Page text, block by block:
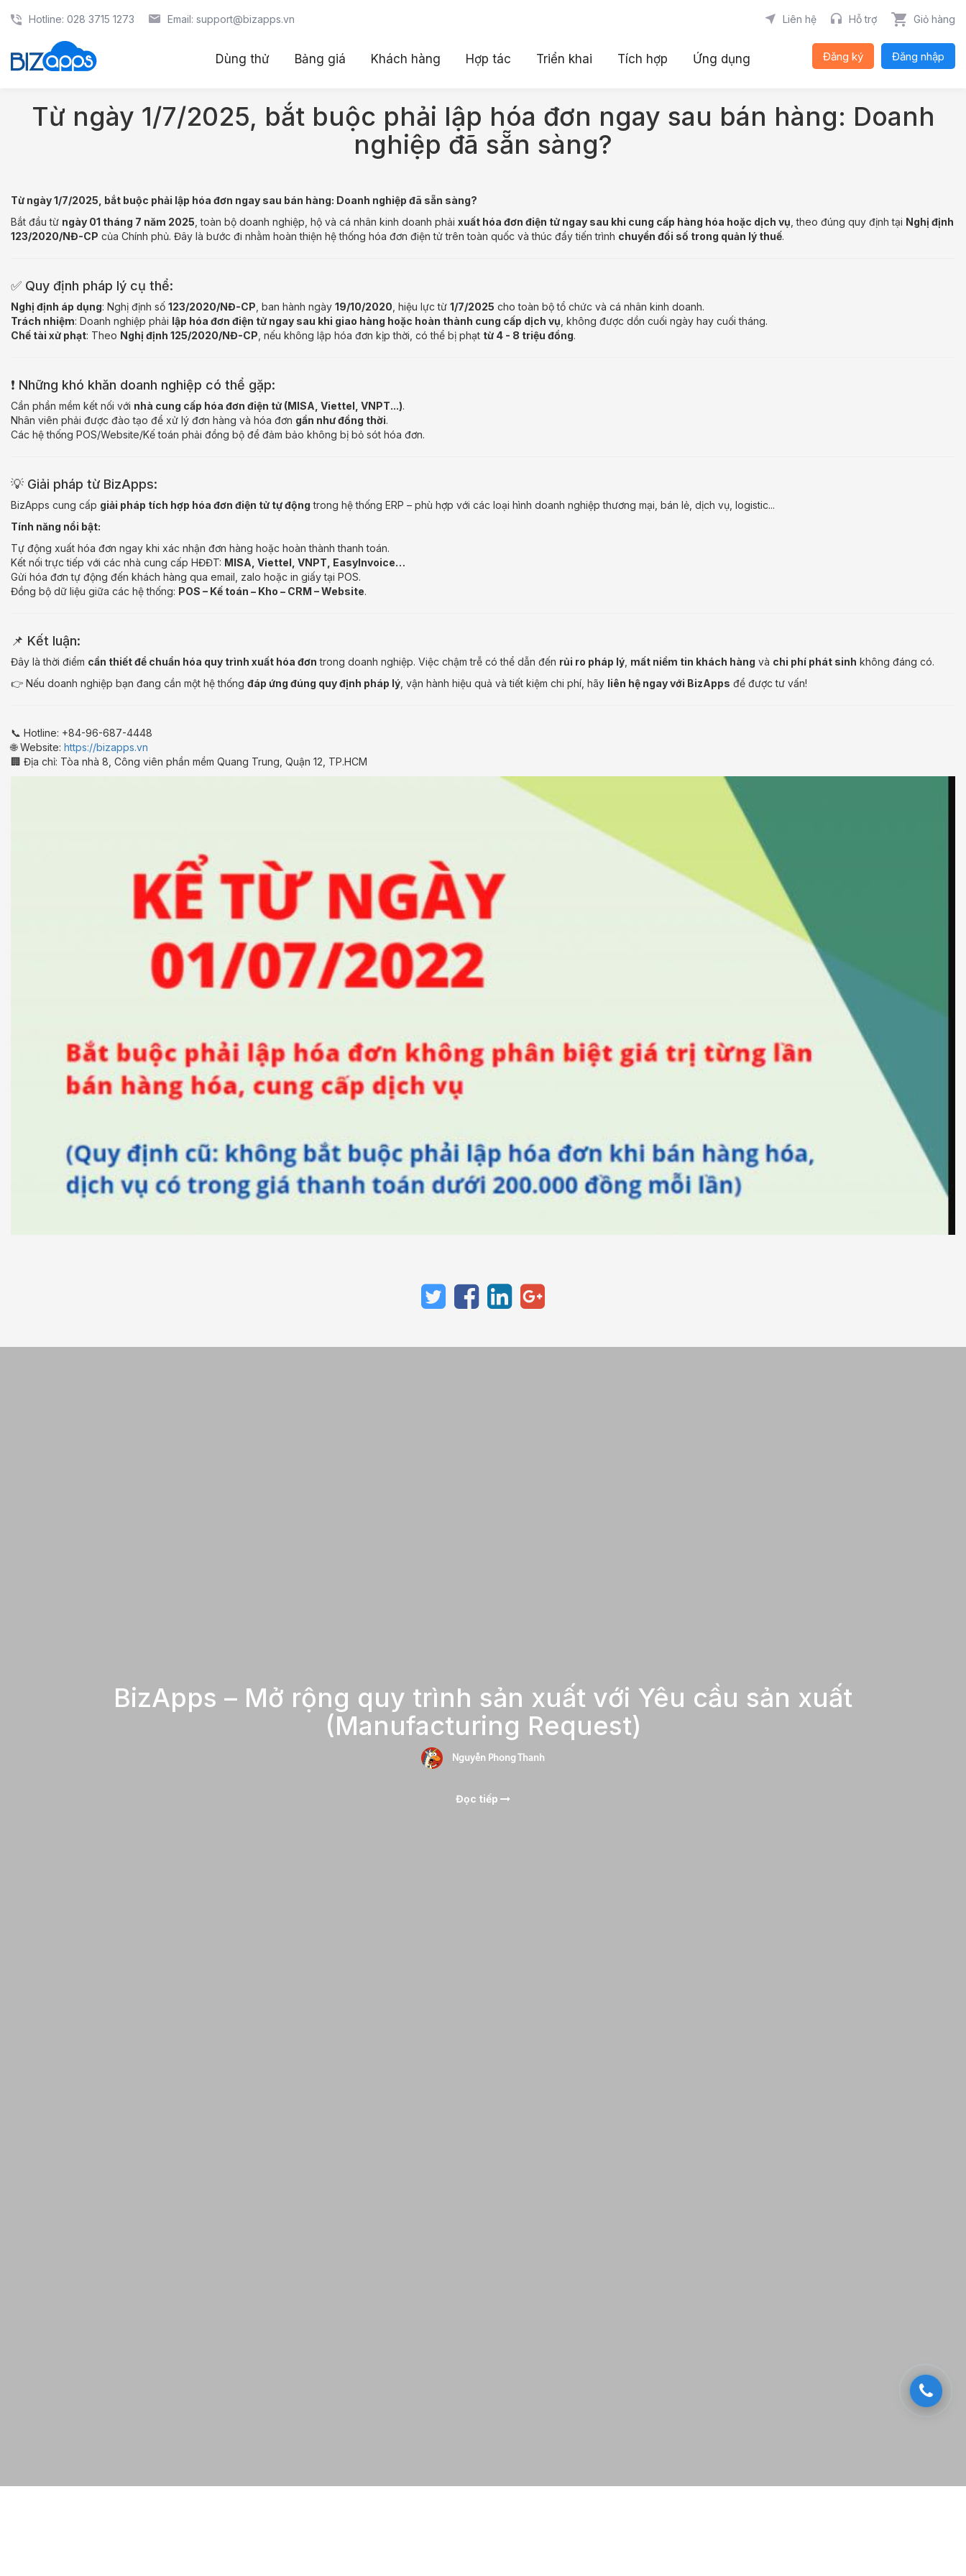
Hotline: 028 3715 1273 Email: support@bizapps.vn Liên hệ Hỗ trợ Giỏ hàng
Dùng thử Bảng giá Khách hàng Hợp tác Triển khai Tích hợp Ứng dụng Đăng ký Đăng nhập
Từ ngày 1/7/2025, bắt buộc phải lập hóa đơn ngay sau bán hàng: Doanh
nghiệp đã sẵn sàng?
Từ ngày 1/7/2025, bắt buộc phải lập hóa đơn ngay sau bán hàng: Doanh nghiệp đã sẵn sàng?
Bắt đầu từ ngày 01 tháng 7 năm 2025 , toàn bộ doanh nghiệp, hộ và cá nhân kinh doanh phải xuất hóa đơn điện tử ngay sau khi cung cấp hàng hóa hoặc dịch vụ , theo đúng quy định tại Nghị định
123/2020/NĐ-CP của Chính phủ. Đây là bước đi nhằm hoàn thiện hệ thống hóa đơn điện tử trên toàn quốc và thúc đẩy tiến trình chuyển đổi số trong quản lý thuế.
✅ Quy định pháp lý cụ thể:
Nghị định áp dụng: Nghị định số 123/2020/NĐ-CP , ban hành ngày 19/10/2020 , hiệu lực từ 1/7/2025 cho toàn bộ tổ chức và cá nhân kinh doanh.
Trách nhiệm: Doanh nghiệp phải lập hóa đơn điện tử ngay sau khi giao hàng hoặc hoàn thành cung cấp dịch vụ , không được dồn cuối ngày hay cuối tháng.
Chế tài xử phạt: Theo Nghị định 125/2020/NĐ-CP , nếu không lập hóa đơn kịp thời, có thể bị phạt từ 4 - 8 triệu đồng.
❗ Những khó khăn doanh nghiệp có thể gặp:
Cần phần mềm kết nối với nhà cung cấp hóa đơn điện tử (MISA, Viettel, VNPT...).
Nhân viên phải được đào tạo để xử lý đơn hàng và hóa đơn gần như đồng thời.
Các hệ thống POS/Website/Kế toán phải đồng bộ để đảm bảo không bị bỏ sót hóa đơn.
💡 Giải pháp từ BizApps:
BizApps cung cấp giải pháp tích hợp hóa đơn điện tử tự động trong hệ thống ERP – phù hợp với các loại hình doanh nghiệp thương mại, bán lẻ, dịch vụ, logistic...
Tính năng nổi bật:
Tự động xuất hóa đơn ngay khi xác nhận đơn hàng hoặc hoàn thành thanh toán.
Kết nối trực tiếp với các nhà cung cấp HĐĐT: MISA, Viettel, VNPT, EasyInvoice…
Gửi hóa đơn tự động đến khách hàng qua email, zalo hoặc in giấy tại POS.
Đồng bộ dữ liệu giữa các hệ thống: POS – Kế toán – Kho – CRM – Website.
📌 Kết luận:
Đây là thời điểm cần thiết để chuẩn hóa quy trình xuất hóa đơn trong doanh nghiệp. Việc chậm trễ có thể dẫn đến rủi ro pháp lý mất niềm tin khách hàng và chi phí phát sinh không đáng có.
👉 Nếu doanh nghiệp bạn đang cần một hệ thống đáp ứng đúng quy định pháp lý , vận hành hiệu quả và tiết kiệm chi phí, hãy liên hệ ngay với BizApps để được tư vấn!
📞 Hotline: +84-96-687-4448
🌐 Website: https://bizapps.vn
🏢 Địa chỉ: Tòa nhà 8, Công viên phần mềm Quang Trung, Quận 12, TP.HCM
BizApps – Mở rộng quy trình sản xuất với Yêu cầu sản xuất
(Manufacturing Request)
Nguyễn Phong Thanh
Đọc tiếp